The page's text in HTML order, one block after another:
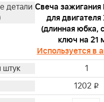
Свеча зажигания
для
(длинная юбка,
ключ на 21
Используется в
1
1202 i